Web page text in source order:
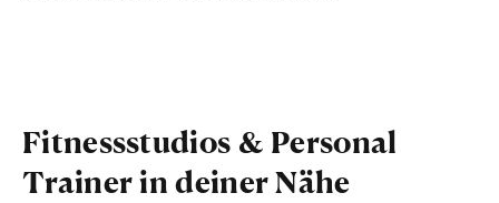
Fitnessstudios & Personal
Trainer in deiner Nähe